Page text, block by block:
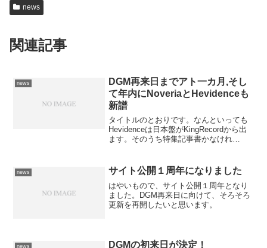
news
関連記事
news
DGM再来日までアト一カ月,そし
て年内にNoveriaとHevidenceも
新譜
タイトルのとおりです。なんといっても
Hevidenceは日本盤がKingRecordから出
ます。そのうち特集記事書かなけれ
news サイト公開１周年になりました
はやいもので、サイト公開１周年となり
ました。DGM再来日に向けて、そろそろ
更新を再開したいと思います。
news DGMの初来日が決定！